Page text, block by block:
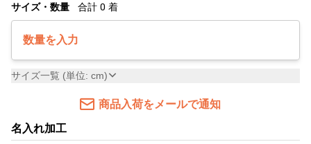
サイズ・数量 合計 0 着
数量を入力
サイズ一覧 (単位: cm)
商品入荷をメールで通知
名入れ加工